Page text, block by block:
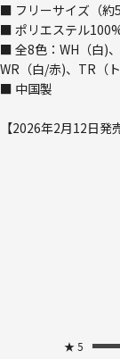
■ フリーサイズ（約
■ ポリエステル
■ 全8色：WH（白)
WR（白/赤)、TR（
■ 中国製
【2026年2月12日発
★ 5